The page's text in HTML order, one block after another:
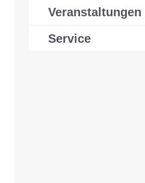
Veranstaltungen
Service